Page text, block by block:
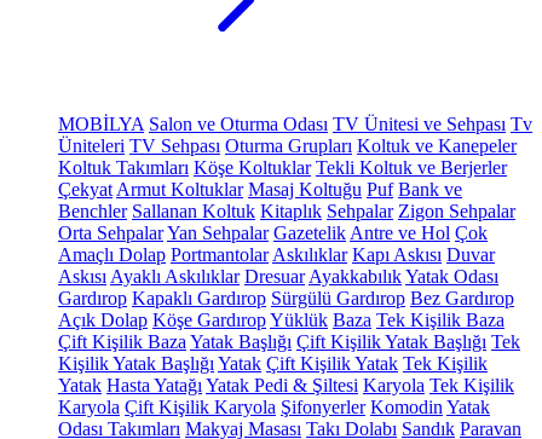
MOBİLYA Salon ve Oturma Odası TV Ünitesi ve Sehpası Tv
Üniteleri TV Sehpası Oturma Grupları Koltuk ve Kanepeler
Koltuk Takımları Köşe Koltuklar Tekli Koltuk ve Berjerler
Çekyat Armut Koltuklar Masaj Koltuğu Puf Bank ve
Benchler Sallanan Koltuk Kitaplık Sehpalar Zigon Sehpalar
Orta SehpalarYan Sehpalar Gazetelik Antre ve Hol Çok
Amaçlı Dolap Portmantolar Askılıklar Kapı Askısı Duvar
Askısı Ayaklı Askılıklar Dresuar AyakkabılıkYatak Odası
Gardırop Kapaklı Gardırop Sürgülü Gardırop Bez Gardırop
Açık Dolap Köşe GardıropYüklük Baza Tek Kişilik Baza
Çift Kişilik Baza Yatak Başlığı Çift Kişilik Yatak Başlığı Tek
Kişilik Yatak Başlığı Yatak Çift Kişilik Yatak Tek Kişilik
Yatak Hasta Yatağı Yatak Pedi & Şiltesi Karyola Tek Kişilik
Karyola Çift Kişilik Karyola Şifonyerler Komodin Yatak
Odası Takımları Makyaj Masası Takı Dolabı Sandık Paravan